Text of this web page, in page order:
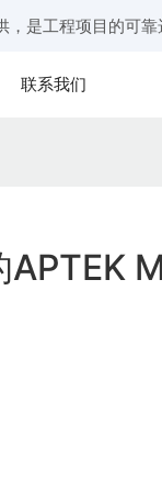
是工程项目的可靠
联系我们
APTEK